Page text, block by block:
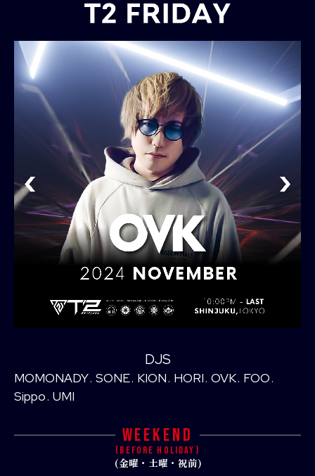
DJS
MOMONADY SONE KION HORI OVK FOO
Sippo UMI
WEEKEND
(BEFORE HOLIDAY)
(金曜・土曜・祝前)